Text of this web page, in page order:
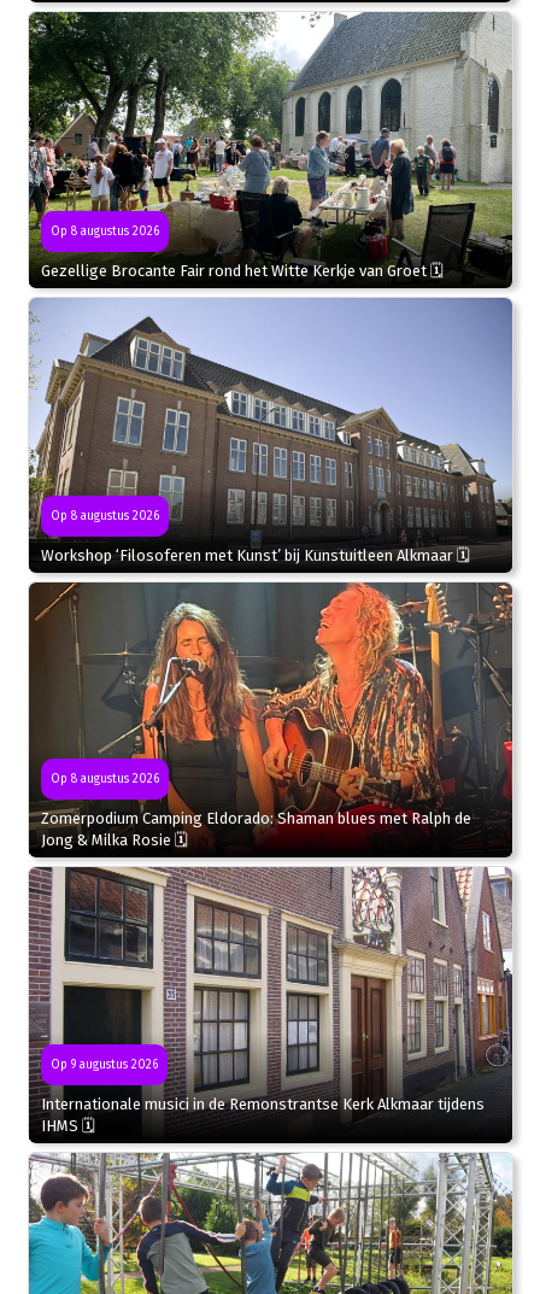
Op 8 augustus 2026
Gezellige Brocante Fair rond het Witte Kerkje van Groet 🗓
Op 8 augustus 2026
Workshop ‘Filosoferen met Kunst’ bij Kunstuitleen Alkmaar 🗓
Op 8 augustus 2026
Zomerpodium Camping Eldorado: Shaman blues met Ralph de
Jong & Milka Rosie 🗓
Op 9 augustus 2026
Internationale musici in de Remonstrantse Kerk Alkmaar tijdens
IHMS 🗓